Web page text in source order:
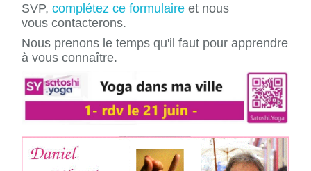
SVP, complétez ce formulaire et nous
vous contacterons.
Nous prenons le temps qu'il faut pour apprendre
à vous connaître.